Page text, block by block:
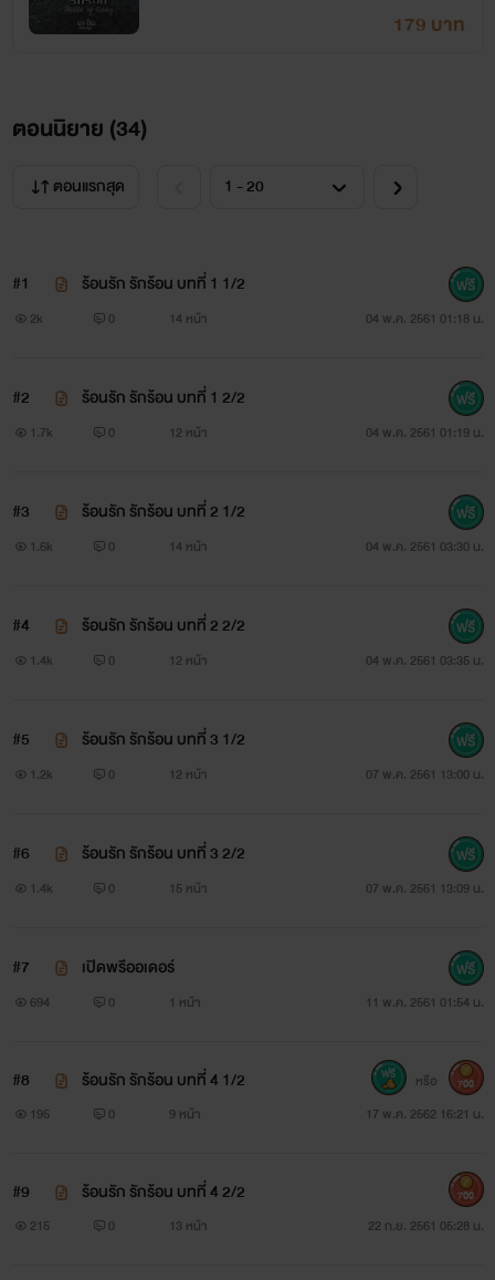
179 บาท
ตอนนิยาย (34)
ตอนแรกสุด
#1 ร้อนรัก รักร้อน บทที่ 1 1/2
2k 0 14 หน้า 04 พ.ค. 2561 01:18 น.
#2 ร้อนรัก รักร้อน บทที่ 1 2/2
1.7k 0 12 หน้า 04 พ.ค. 2561 01:19 น.
#3 ร้อนรัก รักร้อน บทที่ 2 1/2
1.6k 0 14 หน้า 04 พ.ค. 2561 03:30 น.
#4 ร้อนรัก รักร้อน บทที่ 2 2/2
1.4k 0 12 หน้า 04 พ.ค. 2561 03:35 น.
#5 ร้อนรัก รักร้อน บทที่ 3 1/2
1.2k 0 12 หน้า 07 พ.ค. 2561 13:00 น.
#6 ร้อนรัก รักร้อน บทที่ 3 2/2
1.4k 0 15 หน้า 07 พ.ค. 2561 13:09 น.
#7 เปิดพรีออเดอร์
694 0 1 หน้า 11 พ.ค. 2561 01:54 น.
#8 ร้อนรัก รักร้อน บทที่ 4 1/2
195 0 9 หน้า 17 พ.ค. 2562 16:21 น.
หรือ 700
#9 ร้อนรัก รักร้อน บทที่ 4 2/2
215 0 13 หน้า 22 ก.ย. 2561 05:28 น.
700